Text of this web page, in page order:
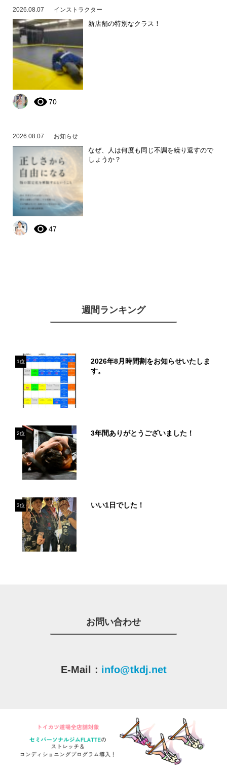
2026.08.07 インストラクター
新店舗の特別なクラス！
70
2026.08.07 お知らせ
なぜ、人は何度も同じ不調を繰り返すので
しょうか？
47
週間ランキング
1位
2026年8月時間割をお知らせいたしま
す。
2位 3年間ありがとうございました！
3位 いい1日でした！
お問い合わせ
E-Mail： info@tkdj.net